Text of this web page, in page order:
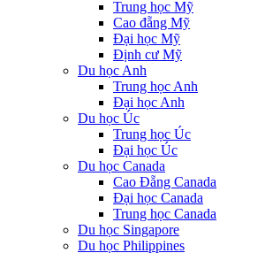
Trung học Mỹ
Cao đẵng Mỹ
Đại học Mỹ
Định cư Mỹ
Du học Anh
Trung học Anh
Đại học Anh
Du học Úc
Trung học Úc
Đại học Úc
Du học Canada
Cao Đẵng Canada
Đại học Canada
Trung học Canada
Du học Singapore
Du học Philippines